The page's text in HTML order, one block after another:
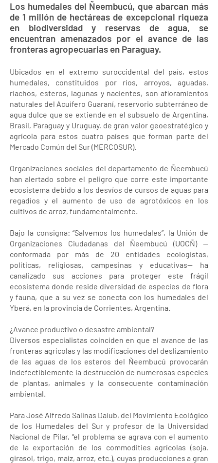
Los humedales del Ñeembucú, que abarcan más
de 1 millón de hectáreas de excepcional riqueza
en biodiversidad y reservas de agua, se
encuentran amenazados por el avance de las
fronteras agropecuarias en Paraguay.
Ubicados en el extremo suroccidental del país, estos
humedales, constituidos por ríos, arroyos, aguadas,
riachos, esteros, lagunas y nacientes, son afloramientos
naturales del Acuífero Guaraní, reservorio subterráneo de
agua dulce que se extiende en el subsuelo de Argentina,
Brasil, Paraguay y Uruguay, de gran valor geoestratégico y
agrícola para estos cuatro países que forman parte del
Mercado Común del Sur (MERCOSUR).
Organizaciones sociales del departamento de Ñeembucú
han alertado sobre el peligro que corre este importante
ecosistema debido a los desvíos de cursos de aguas para
regadíos y el aumento de uso de agrotóxicos en los
cultivos de arroz, fundamentalmente.
Bajo la consigna: “Salvemos los humedales”, la Unión de
Organizaciones Ciudadanas del Ñeembucú (UOCÑ) —
conformada por más de 20 entidades ecologistas,
políticas, religiosas, campesinas y educativas— ha
canalizado sus acciones para proteger este frágil
ecosistema donde reside diversidad de especies de flora
y fauna, que a su vez se conecta con los humedales del
Yberá, en la provincia de Corrientes, Argentina.
¿Avance productivo o desastre ambiental?
Diversos especialistas coinciden en que el avance de las
fronteras agrícolas y las modificaciones del deslizamiento
de las aguas de los esteros del Ñeembucú provocarán
indefectiblemente la destrucción de numerosas especies
de plantas, animales y la consecuente contaminación
ambiental.
Para José Alfredo Salinas Daiub, del Movimiento Ecológico
de los Humedales del Sur y profesor de la Universidad
Nacional de Pilar, “el problema se agrava con el aumento
de la exportación de los commodities agrícolas (soja,
girasol, trigo, maíz, arroz, etc.), cuyas producciones a gran